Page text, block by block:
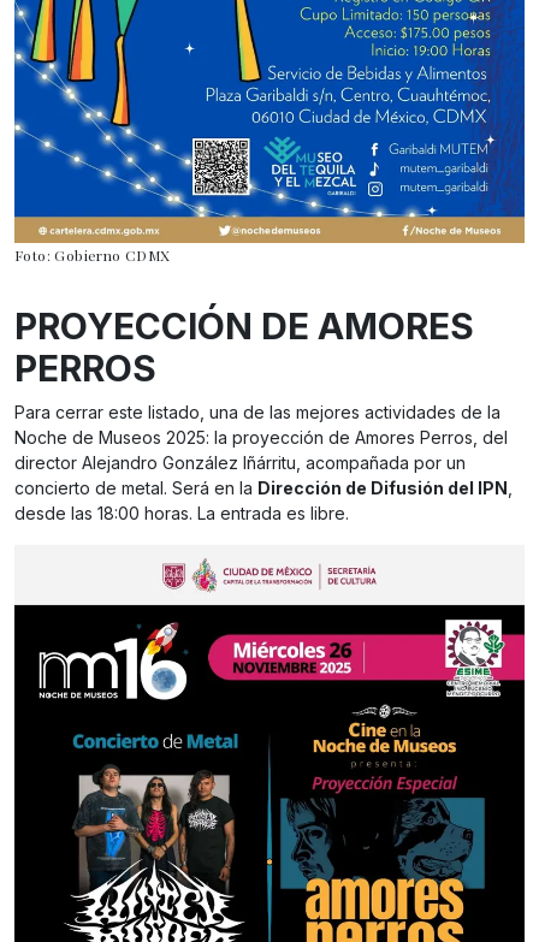
Foto: Gobierno CDMX
PROYECCIÓN DE AMORES
PERROS
Para cerrar este listado, una de las mejores actividades de la
Noche de Museos 2025: la proyección de Amores Perros, del
director Alejandro González Iñárritu, acompañada por un
concierto de metal. Será en la Dirección de Difusión del IPN
desde las 18:00 horas. La entrada es libre.